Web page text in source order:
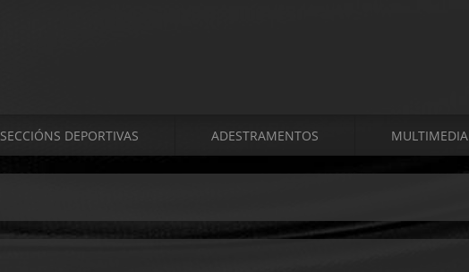
SECCIÓNS DEPORTIVAS ADESTRAMENTOS MULTIMEDIA